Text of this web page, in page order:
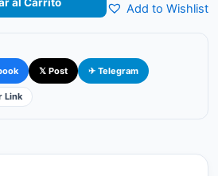
Add to Wishlist
𝕏 Post ✈ Telegram
Link